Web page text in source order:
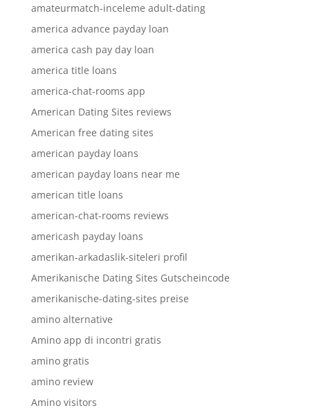
amateurmatch-inceleme adult-dating
america advance payday loan
america cash pay day loan
america title loans
america-chat-rooms app
American Dating Sites reviews
American free dating sites
american payday loans
american payday loans near me
american title loans
american-chat-rooms reviews
americash payday loans
amerikan-arkadaslik-siteleri profil
Amerikanische Dating Sites Gutscheincode
amerikanische-dating-sites preise
amino alternative
Amino app di incontri gratis
amino gratis
amino review
Amino visitors